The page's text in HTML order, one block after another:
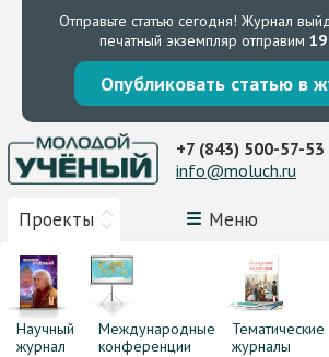
Отправьте статью сегодня! Журнал
печатный экземпляр отправим 19
Опубликовать статью в
Проекты Меню
+7 (843) 500-57-53
info@moluch.ru
Научный
журнал
Международные
конференции
Тематические
журналы